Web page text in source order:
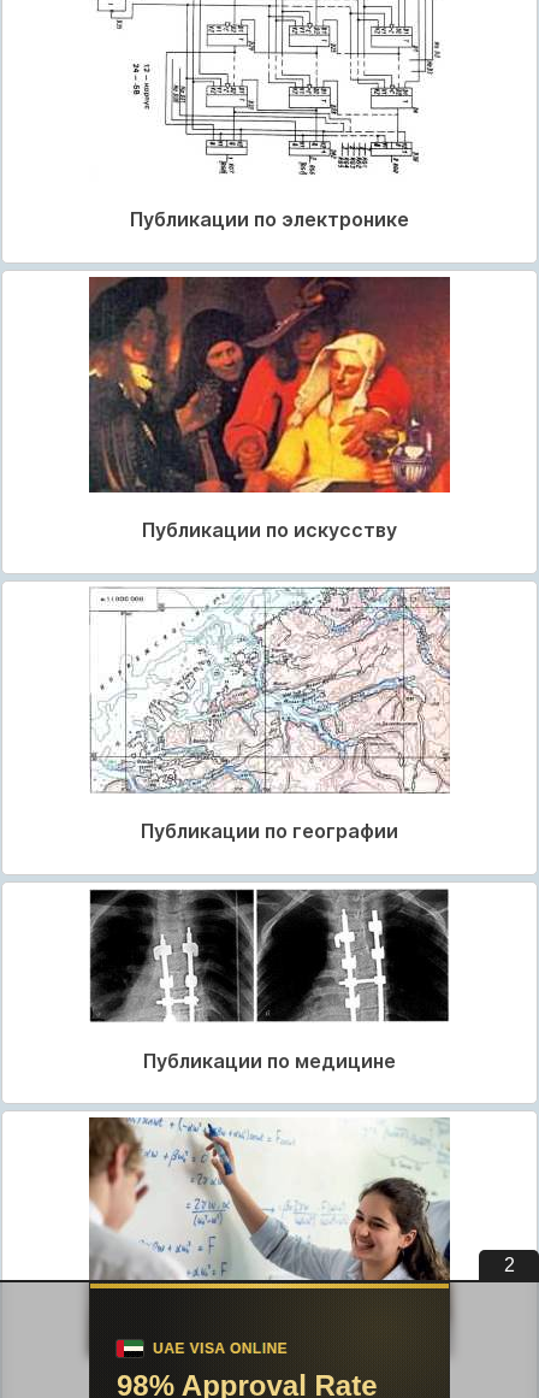
Публикации по электронике
Публикации по искусству
Публикации по географии
Публикации по медицине
1